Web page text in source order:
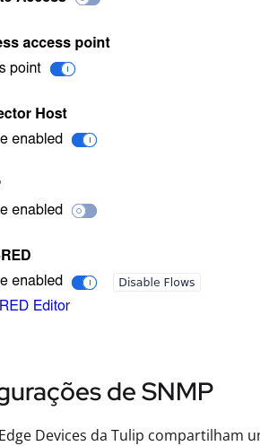
de SNMP
Devices da Tulip compartilham